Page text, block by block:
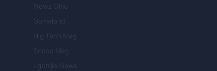
Newz Ohio
Gameland
Hig Tech Mag
Scoop Mag
Lgbtqia News